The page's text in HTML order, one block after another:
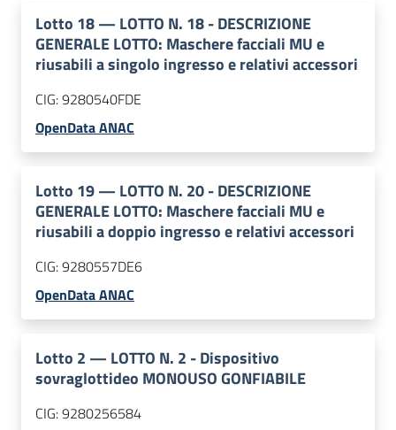
Lotto 18— LOTTO N. 18 - DESCRIZIONE
GENERALE LOTTO: Maschere facciali MU e
riusabili a singolo ingresso e relativi accessori
CIG:9280540FDE
OpenData ANAC
Lotto 19— LOTTO N. 20 - DESCRIZIONE
GENERALE LOTTO: Maschere facciali MU e
riusabili a doppio ingresso e relativi accessori
CIG:9280557DE6
OpenData ANAC
Lotto 2 — LOTTO N. 2 - Dispositivo
sovraglottideo MONOUSO GONFIABILE
CIG:9280256584